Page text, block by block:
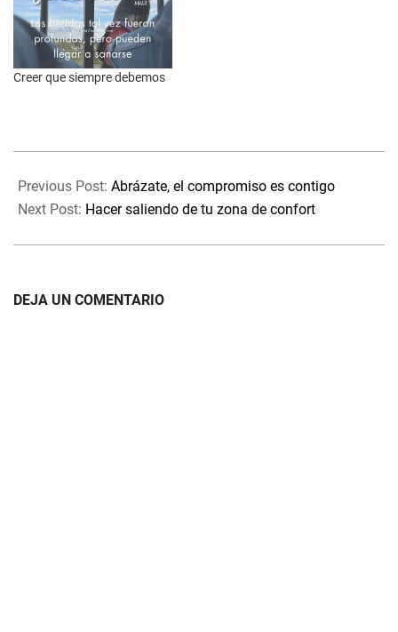
demasiadas ocasiones es
que nos mantenemos
distantes…
Creer que siempre debemos
11-
11
Previous Post: Abrázate, el compromiso es contigo
Next Post: Hacer saliendo de tu zona de confort
DEJA UN COMENTARIO